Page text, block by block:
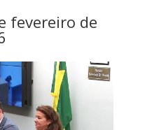
fevereiro de